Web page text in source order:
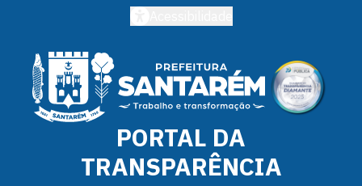
PORTAL DA
TRANSPARÊNCIA